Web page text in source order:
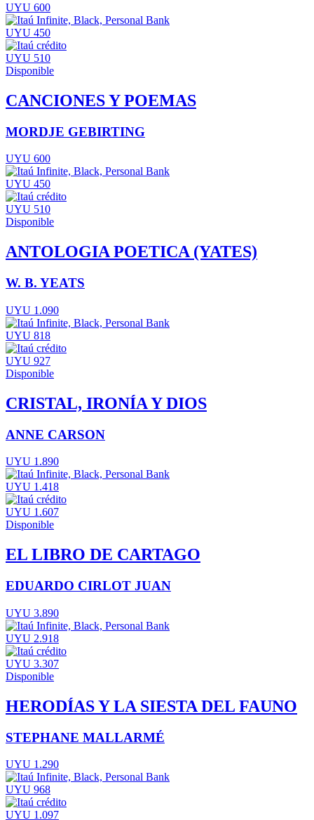
UYU 600
UYU 450
UYU 510
Disponible
CANCIONES Y POEMAS
MORDJE GEBIRTING
UYU 600
UYU 450
UYU 510
Disponible
ANTOLOGIA POETICA (YATES)
W. B. YEATS
UYU 1.090
UYU 818
UYU 927
Disponible
CRISTAL, IRONÍA Y DIOS
ANNE CARSON
UYU 1.890
UYU 1.418
UYU 1.607
Disponible
EL LIBRO DE CARTAGO
EDUARDO CIRLOT JUAN
UYU 3.890
UYU 2.918
UYU 3.307
Disponible
HERODÍAS Y LA SIESTA DEL FAUNO
STEPHANE MALLARMÉ
UYU 1.290
UYU 968
UYU 1.097